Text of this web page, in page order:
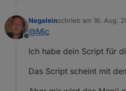
Offline
Negaleinschrieb am 16. Aug.
zuletzt editiert von
@Mic
Ich habe dein Script für
Das Script scheint mit